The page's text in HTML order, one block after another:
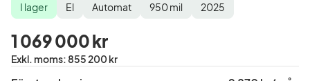
Lagerstatus
I lager
Drivmedel El
Växellåda Automat
Mätarställning 950mil
Modellår 2025
1 069 000 kr
Exkl. moms:Pris
855 200 kr